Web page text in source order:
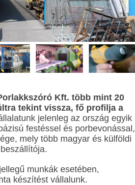
Kft. több mint 20
tekint vissza, fő profilja a
jelenleg az ország egyik
festéssel és porbevonással,
mely több magyar és külföldi
munkák esetében,
készítést vállalunk.